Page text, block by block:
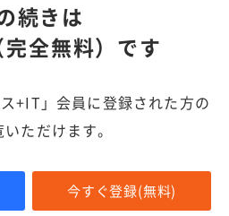
続きは
全無料）です
+IT」会員に登録された方の
ただけます。
今すぐ登録(無料)